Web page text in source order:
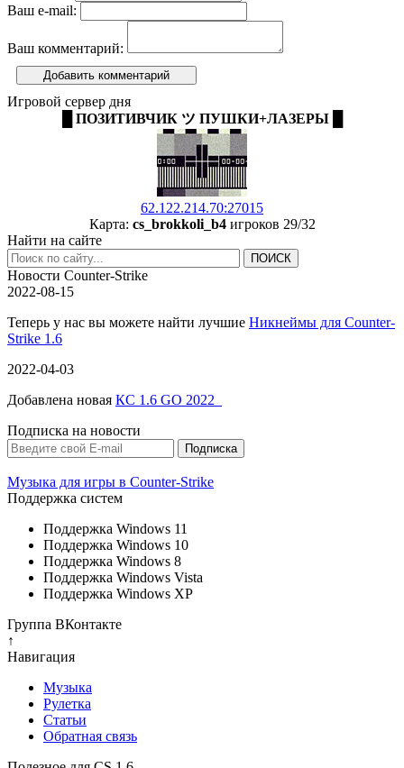
Ваш e-mail:
Ваш комментарий:
Добавить комментарий
Игровой сервер дня
█ ПОЗИТИВЧИК ツ ПУШКИ+ЛАЗЕРЫ █
62.122.214.70:27015
Карта: cs_brokkoli_b4игроков 29/32
Найти на сайте
Новости Counter-Strike
2022-08-15
Теперь у нас вы можете найти лучшие Никнеймы для Counter-
Strike 1.6
2022-04-03
Добавлена новая КС 1.6 GO 2022
Подписка на новости
Музыка для игры в Counter-Strike
Поддержка систем
Поддержка Windows 11
Поддержка Windows 10
Поддержка Windows 8
Поддержка Windows Vista
Поддержка Windows XP
Группа ВКонтакте
↑
Навигация
Музыка
Рулетка
Cтатьи
Обратная связь